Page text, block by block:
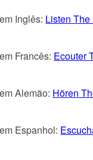
Inglês: Listen
Francês: Ecouter
Alemão: Hören
Espanhol: